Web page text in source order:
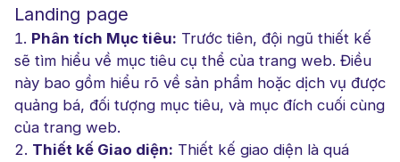
Landing page
Phân tích Mục tiêu: Trước tiên, đội ngũ thiết kế
sẽ tìm hiểu về mục tiêu cụ thể của trang web. Điều
này bao gồm hiểu rõ về sản phẩm hoặc dịch vụ được
quảng bá, đối tượng mục tiêu, và mục đích cuối cùng
của trang web.
Thiết kế Giao diện: Thiết kế giao diện là quá